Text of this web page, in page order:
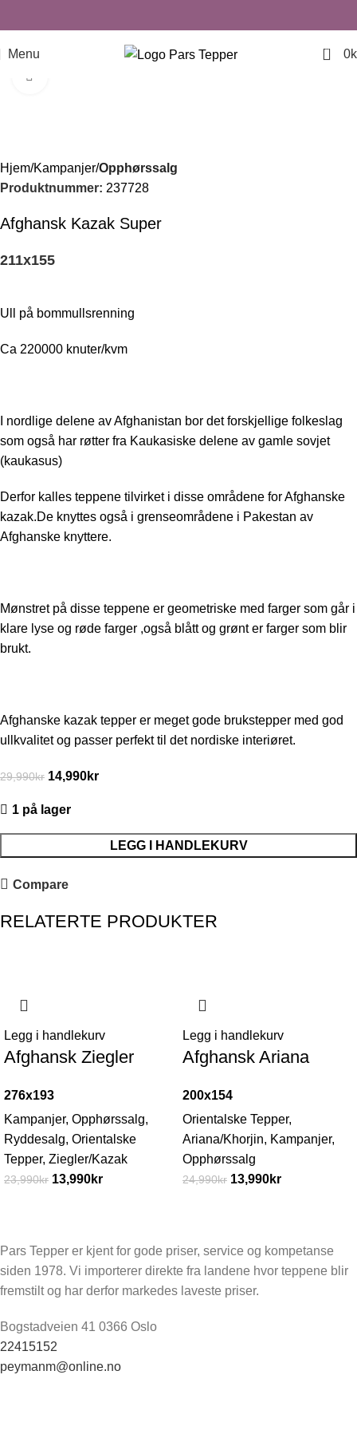
Menu 0 0
Hjem Kampanjer Opphørssalg
Produktnummer: 237728
Afghansk Kazak Super
211x155
Ull på bommullsrenning
Ca 220000 knuter/kvm
I nordlige delene av Afghanistan bor det forskjellige folkeslag
som også har røtter fra Kaukasiske delene av gamle sovjet
(kaukasus)
Derfor kalles teppene tilvirket i disse områdene for Afghanske
kazak.De knyttes også i grenseområdene i Pakestan av
Afghanske knyttere.
Mønstret på disse teppene er geometriske med farger som går i
klare lyse og røde farger ,også blått og grønt er farger som blir
brukt.
Afghanske kazak tepper er meget gode brukstepper med god
ullkvalitet og passer perfekt til det nordiske interiøret.
29,990kr 14,990kr
1 på lager
LEGG I HANDLEKURV
Compare
RELATERTE PRODUKTER
Legg i handlekurv
Afghansk Ziegler
276x193
Kampanjer, Opphørssalg,
Ryddesalg, Orientalske
Tepper, Ziegler/Kazak
23,990kr 13,990kr
Legg i handlekurv
Afghansk Ariana
200x154
Orientalske Tepper,
Ariana/Khorjin, Kampanjer,
Opphørssalg
24,990kr 13,990kr
Pars Tepper er kjent for gode priser, service og kompetanse
siden 1978. Vi importerer direkte fra landene hvor teppene blir
fremstilt og har derfor markedes laveste priser.
Bogstadveien 41 0366 Oslo
22415152
peymanm@online.no